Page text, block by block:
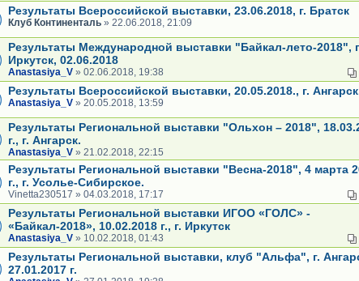
Результаты Всероссийской выставки, 23.06.2018, г. Братск
Клуб Континенталь » 22.06.2018, 21:09
Результаты Международной выставки "Байкал-лето-2018",
Иркутск, 02.06.2018
Anastasiya_V » 02.06.2018, 19:38
Результаты Всероссийской выставки, 20.05.2018., г.
Anastasiya_V » 20.05.2018, 13:59
Результаты Региональной выставки "Ольхон – 2018",
г., г. Ангарск.
Anastasiya_V » 21.02.2018, 22:15
Результаты Региональной выставки "Весна-2018", 4 марта
г., г. Усолье-Сибирское.
Vinetta230517 » 04.03.2018, 17:17
Результаты Региональной выставки ИГОО «ГОЛС» -
«Байкал-2018», 10.02.2018 г., г. Иркутск
Anastasiya_V » 10.02.2018, 01:43
Результаты Региональной выставки, клуб "Альфа", г.
27.01.2017 г.